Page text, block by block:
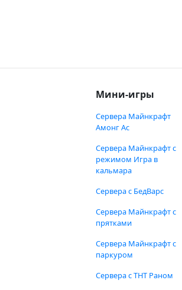
Мини-игры
Сервера Майнкрафт
Амонг Ас
Сервера Майнкрафт с
режимом Игра в
кальмара
Сервера с БедВарс
Сервера Майнкрафт с
прятками
Сервера Майнкрафт с
паркуром
Сервера с ТНТ Раном